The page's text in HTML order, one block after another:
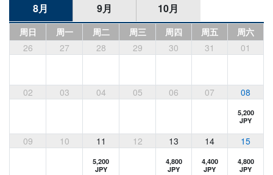
8月 9月 10月
周日 周一 周二 周三 周四 周五
周六
26
27 28 29 30 31 01
02 03 04 05 06 07 08
5,200
JPY
09 10 11 12 13 14 15
5,200
JPY
4,800
JPY
4,400
JPY
4,800
JPY